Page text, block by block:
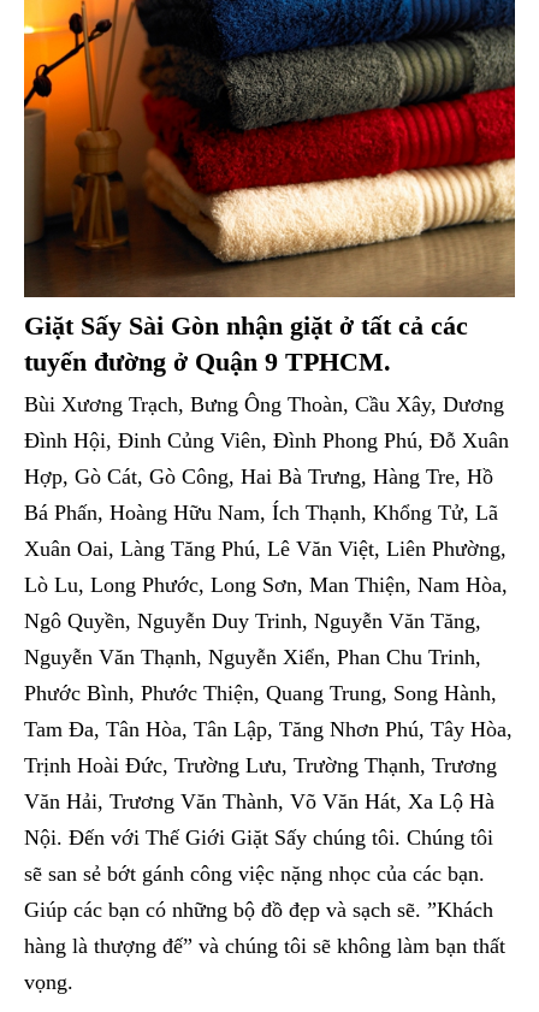
Giặt Sấy Sài Gòn nhận giặt ở tất cả các
tuyến đường ở Quận 9 TPHCM.
Bùi Xương Trạch, Bưng Ông Thoàn, Cầu Xây, Dương
Đình Hội, Đinh Củng Viên, Đình Phong Phú, Đỗ Xuân
Hợp, Gò Cát, Gò Công, Hai Bà Trưng, Hàng Tre, Hồ
Bá Phấn, Hoàng Hữu Nam, Ích Thạnh, Khổng Tử, Lã
Xuân Oai, Làng Tăng Phú, Lê Văn Việt, Liên Phường,
Lò Lu, Long Phước, Long Sơn, Man Thiện, Nam Hòa,
Ngô Quyền, Nguyễn Duy Trinh, Nguyễn Văn Tăng,
Nguyễn Văn Thạnh, Nguyễn Xiển, Phan Chu Trinh,
Phước Bình, Phước Thiện, Quang Trung, Song Hành,
Tam Đa, Tân Hòa, Tân Lập, Tăng Nhơn Phú, Tây Hòa,
Trịnh Hoài Đức, Trường Lưu, Trường Thạnh, Trương
Văn Hải, Trương Văn Thành, Võ Văn Hát, Xa Lộ Hà
Nội. Đến với Thế Giới Giặt Sấy chúng tôi. Chúng tôi
sẽ san sẻ bớt gánh công việc nặng nhọc của các bạn.
Giúp các bạn có những bộ đồ đẹp và sạch sẽ. ”Khách
hàng là thượng đế” và chúng tôi sẽ không làm bạn thất
vọng.